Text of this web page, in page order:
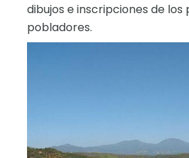
dibujos e inscripciones de los
pobladores.